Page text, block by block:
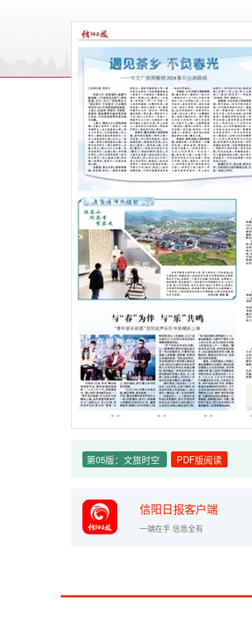
第05版：文旅时空 PDF版阅读
信阳日报客户端
一端在手 信息全有